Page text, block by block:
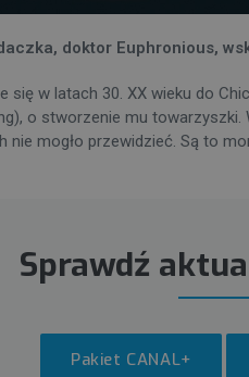
doktor Euphronious,
w latach 30. XX wieku do
o stworzenie mu
mogło przewidzieć. Są to
Sprawdź
Pakiet CANAL+